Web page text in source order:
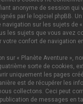
anonyme de session qui
par le logiciel phpBB.
sur les sujets de
les sujets que vous avez
votre confort de navigation
sur « Planète Aventure »,
sorte de cookies,
uniquement les pages
est de récupérer les
collectons. Ceci peut
de messages en